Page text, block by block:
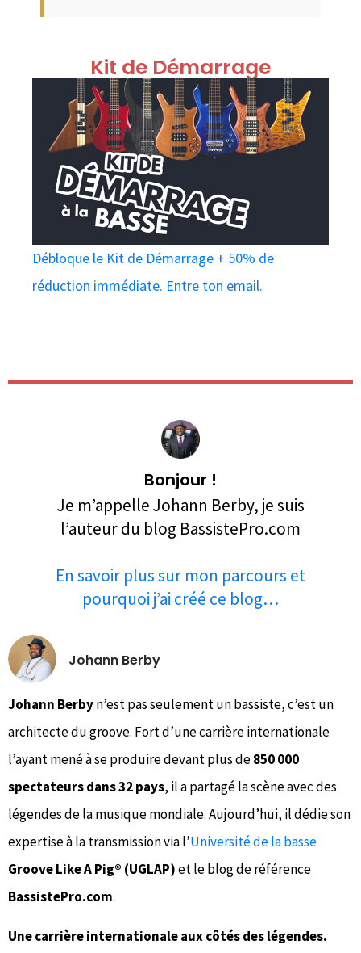
Kit de Démarrage
Débloque le Kit de Démarrage + 50% de
réduction immédiate. Entre ton email.
Bonjour !
Je m’appelle Johann Berby, je suis
l’auteur du blog BassistePro.com
En savoir plus sur mon parcours et
pourquoi j’ai créé ce blog…
Johann Berby
Johann Berbyn’est pas seulement un bassiste, c’est un
architecte du groove. Fort d’une carrière internationale
l’ayant mené à se produire devant plus de850 000
spectateurs dans 32 pays, il a partagé la scène avec des
légendes de la musique mondiale. Aujourd’hui, il dédie son
expertise à la transmission via l’Université de la basse
Groove Like A Pig® (UGLAP)et le blog de référence
BassistePro.com.
Une carrière internationale aux côtés des légendes.